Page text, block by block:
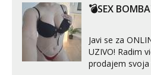
kombinacije
💣SEX
Javi se za
UZIVO! Radim videopozive, dopisivanja,
prodajem svoja